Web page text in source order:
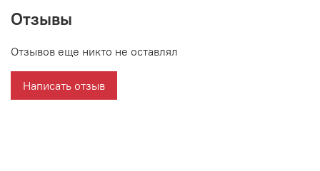
Отзывы
Отзывов еще никто не оставлял
Написать отзыв